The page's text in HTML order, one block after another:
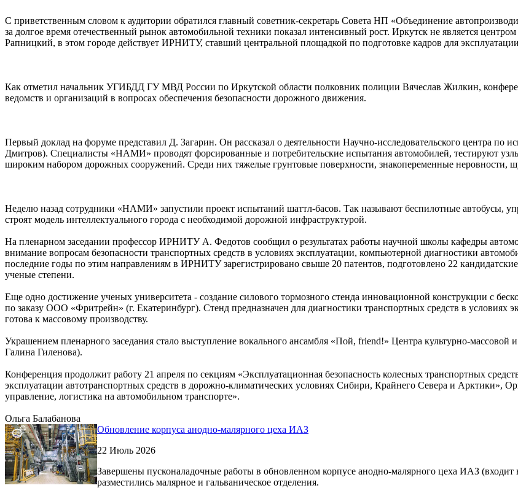
С приветственным словом к аудитории обратился главный советник-секретарь Совета НП «Объединение
за долгое время отечественный рынок автомобильной техники показал интенсивный рост. Иркутск не является
Рапницкий, в этом городе действует ИРНИТУ, ставший центральной площадкой по подготовке кадров для
Как отметил начальник УГИБДД ГУ МВД России по Иркутской области полковник полиции Вячеслав Жилкин,
ведомств и организаций в вопросах обеспечения безопасности дорожного движения.
Первый доклад на форуме представил Д. Загарин. Он рассказал о деятельности Научно-исследовательского центра
Дмитров). Специалисты «НАМИ» проводят форсированные и потребительские испытания автомобилей, тестируют
широким набором дорожных сооружений. Среди них тяжелые грунтовые поверхности, знакопеременные неровности,
Неделю назад сотрудники «НАМИ» запустили проект испытаний шаттл-басов. Так называют беспилотные автобусы,
строят модель интеллектуального города с необходимой дорожной инфраструктурой.
На пленарном заседании профессор ИРНИТУ А. Федотов сообщил о результатах работы научной школы кафедры
внимание вопросам безопасности транспортных средств в условиях эксплуатации, компьютерной диагностики
последние годы по этим направлениям в ИРНИТУ зарегистрировано свыше 20 патентов, подготовлено 22
ученые степени.
Еще одно достижение ученых университета - создание силового тормозного стенда инновационной конструкции с
по заказу ООО «Фритрейн» (г. Екатеринбург). Стенд предназначен для диагностики транспортных средств в условиях
готова к массовому производству.
Украшением пленарного заседания стало выступление вокального ансамбля «Пой, friend!» Центра культурно-
Галина Гиленова).
Конференция продолжит работу 21 апреля по секциям «Эксплуатационная безопасность колесных транспортных
эксплуатации автотранспортных средств в дорожно-климатических условиях Сибири, Крайнего Севера и Арктики»,
управление, логистика на автомобильном транспорте».
Ольга Балабанова
Обновление корпуса анодно-малярного цеха ИАЗ
22 Июль 2026
Завершены пусконаладочные работы в обновленном корпусе анодно-малярного цеха ИАЗ
разместились малярное и гальваническое отделения.